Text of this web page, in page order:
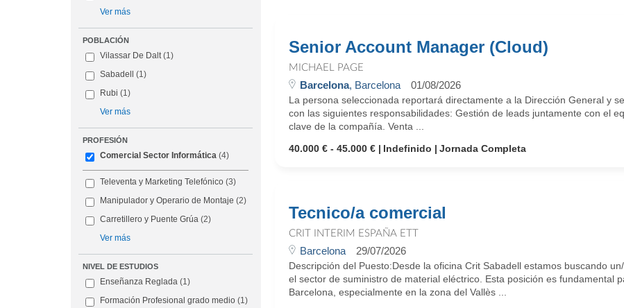
Ver más
POBLACIÓN
Vilassar De Dalt(1)
Sabadell
(1)
Rubi (1)
Ver más
PROFESIÓN
Comercial Sector Informática (4)
Televenta y Marketing Telefónico (3)
Manipulador y Operario de Montaje (2)
Carretillero y Puente Grúa (2)
Ver más
NIVEL DE ESTUDIOS
Enseñanza Reglada (1)
Formación Profesional grado medio (1)
Senior Account Manager (Cloud)
MICHAEL PAGE
Barcelona, Barcelona 01/08/2026
La persona seleccionada reportará directamente a la Dirección General y
con las siguientes responsabilidades: Gestión de leads juntamente con el
clave de la compañía. Venta ...
40.000 € - 45.000 €
Indefinido Jornada Completa
Tecnico/a comercial
CRIT INTERIM ESPAÑA ETT
Barcelona 29/07/2026
Descripción del Puesto:Desde la oficina Crit Sabadell estamos buscando
el sector de suministro de material eléctrico. Esta posición es fundamental
Barcelona, especialmente en la zona del Vallès ...